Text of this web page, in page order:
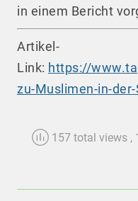
in einem Bericht
Artikel-
Link: https://
zu-Muslimen-in-
157 total views ,